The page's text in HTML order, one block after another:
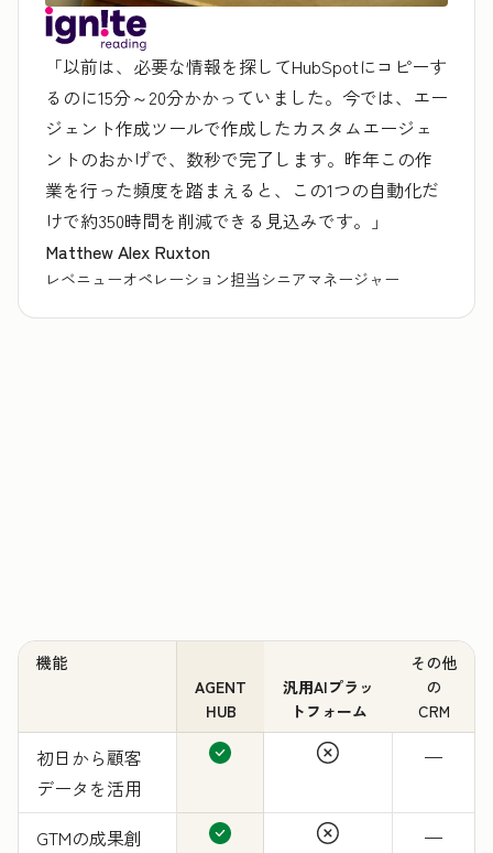
「以前は、必要な情報を探してHubSpotにコピーす
るのに15分～20分かかっていました。今では、エー
ジェント作成ツールで作成したカスタムエージェ
ントのおかげで、数秒で完了します。昨年この作
業を行った頻度を踏まえると、この1つの自動化だ
けで約350時間を削減できる見込みです。」
Matthew Alex Ruxton
レベニューオペレーション担当シニアマネージャー
機能
AGENT
HUB
汎用AIプラッ
トフォーム
その他
の
CRM
初日から顧客
データを活用
—
GTMの成果創
—